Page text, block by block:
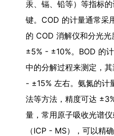
汞、镉、铅等）等指标
键。COD 的计量通常采
的 COD 消解仪和分光
±5% - ±10%。BOD 的
中的分解过程来测定，
- ±15% 左右。氨氮的计
法等方法，精度可达
量，常用原子吸收光谱
（ICP - MS），可以精